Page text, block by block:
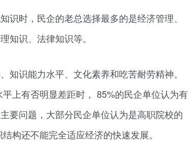
时，民企的老总选择最多的是经济管理、
知识、法律知识等。
识能力水平、文化素养和吃苦耐劳精神。
上有否明显差距时， 85%的民企单位认为有
要问题，大部分民企单位认为是高职院校的
构还不能完全适应经济的快速发展。